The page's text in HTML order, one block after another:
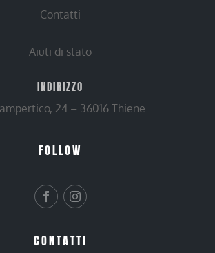
Contatti
Aiuti di stato
INDIRIZZO
24 – 36016 Thiene
FOLLOW
CONTATTI